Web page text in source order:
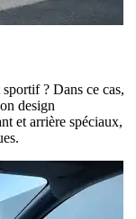
? Dans ce cas,
design
et arrière spéciaux,